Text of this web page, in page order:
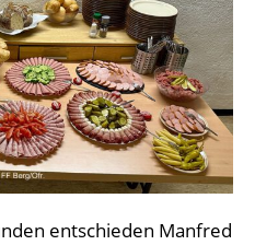
entschieden Manfred